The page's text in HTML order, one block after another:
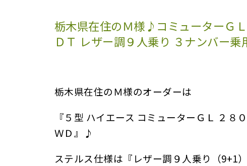
栃木県在住のＭ様♪コミューターＧ
ＤＴ レザー調９人乗り ３ナンバー
栃木県在住のＭ様のオーダーは
『５型 ハイエース コミューターＧＬ ２８
ＷＤ』♪
ステルス仕様は『レザー調９人乗り（9+1